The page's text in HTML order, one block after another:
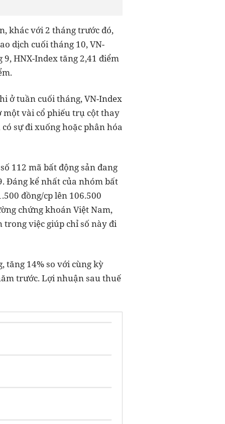
khác với 2 tháng trước đó,
dịch cuối tháng 10, VN-
HNX-Index tăng 2,41 điểm
ở tuần cuối tháng, VN-Index
một vài cổ phiếu trụ cột thay
sự đi xuống hoặc phân hóa
112 mã bất động sản đang
Đáng kể nhất của nhóm bất
đồng/cp lên 106.500
chứng khoán Việt Nam,
việc giúp chỉ số này đi
tăng 14% so với cùng kỳ
trước. Lợi nhuận sau thuế